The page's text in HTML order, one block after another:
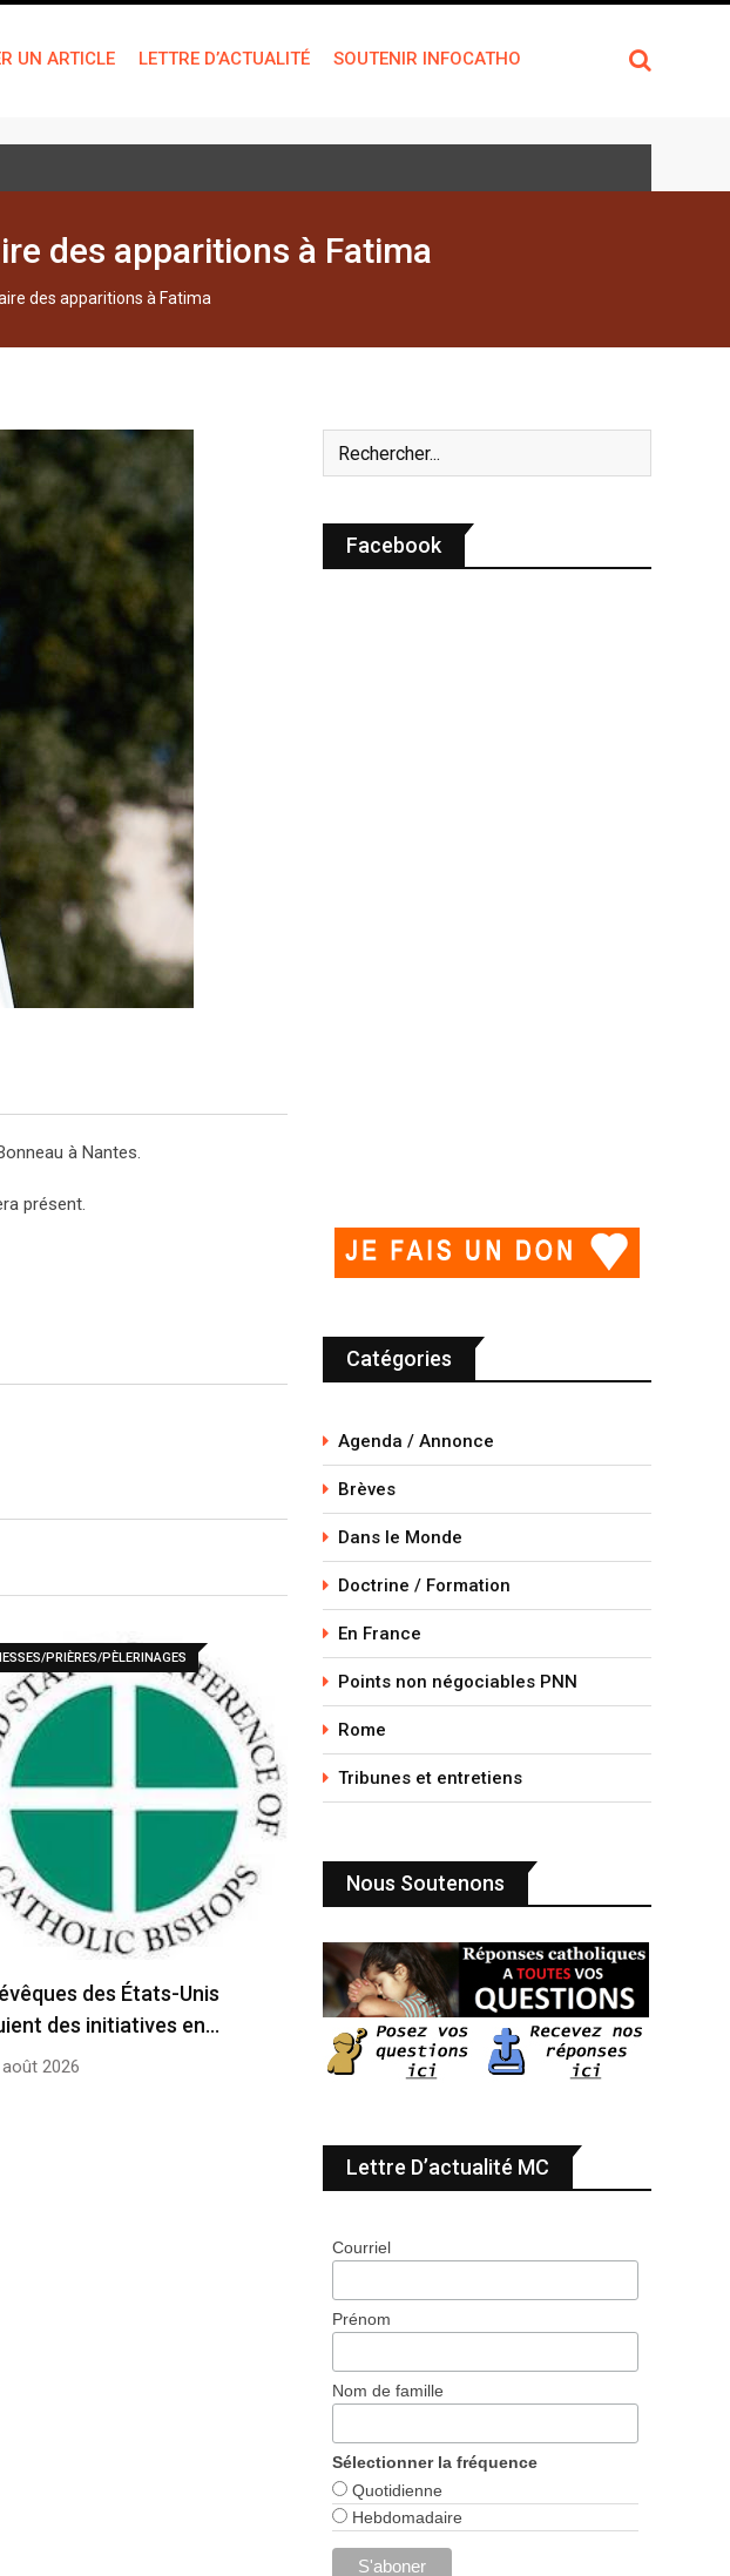
UN ARTICLE LETTRE D’ACTUALITÉ SOUTENIR INFOCATHO
des apparitions à Fatima
des apparitions à Fatima
à Nantes.
présent.
PRIÈRES/PÈLERINAGES
des États-Unis
des initiatives en…
2026
Facebook
Catégories
Agenda / Annonce
Brèves
Dans le Monde
Doctrine / Formation
En France
Points non négociables PNN
Rome
Tribunes et entretiens
Nous Soutenons
Lettre D’actualité MC
Courriel
Prénom
Nom de famille
Sélectionner la fréquence
Quotidienne
Hebdomadaire